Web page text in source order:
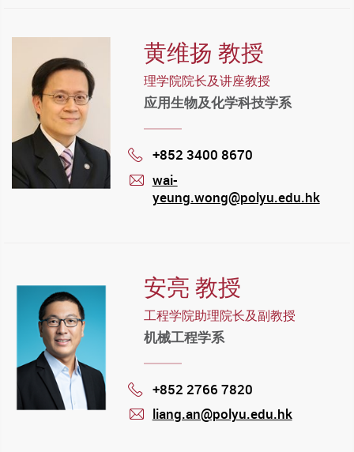
黄维扬 教授
理学院院长及讲座教授
应用生物及化学科技学系
Phone
+852 3400 8670
mail
wai-
yeung.wong@polyu.edu.hk
安亮 教授
工程学院助理院长及副教授
机械工程学系
Phone
+852 2766 7820
liang.an@polyu.edu.hk